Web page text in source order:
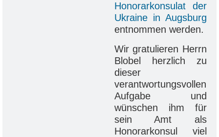
Honorarkonsulat der
Ukraine in Augsburg
entnommen werden.
Wir gratulieren Herrn
Blobel herzlich zu
dieser
verantwortungsvollen
Aufgabe und
wünschen ihm für
sein Amt als
Honorarkonsul viel